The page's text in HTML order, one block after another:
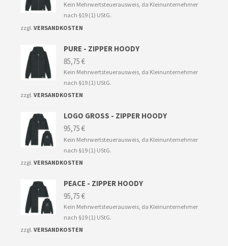
Kein Mehrwertsteuerausweis, da Kleinunternehmer
nach §19 (1) UStG.
zzgl. VERSANDKOSTEN
PURE - ZIPPER HOODY
85,75 €
Kein Mehrwertsteuerausweis, da Kleinunternehmer
nach §19 (1) UStG.
zzgl. VERSANDKOSTEN
LOGO GROSS - ZIPPER HOODY
95,75 €
Kein Mehrwertsteuerausweis, da Kleinunternehmer
nach §19 (1) UStG.
zzgl. VERSANDKOSTEN
PEACE - ZIPPER HOODY
95,75 €
Kein Mehrwertsteuerausweis, da Kleinunternehmer
nach §19 (1) UStG.
zzgl. VERSANDKOSTEN